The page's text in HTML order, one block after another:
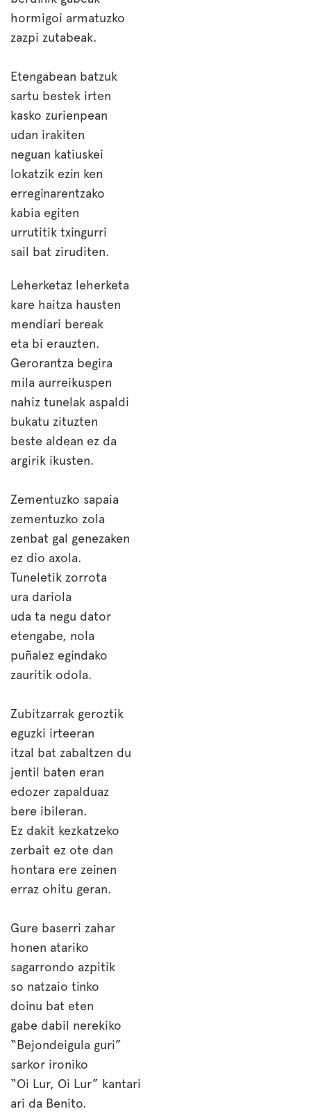
hormigoi armatuzko
zazpi zutabeak.
Etengabean batzuk
sartu bestek irten
kasko zurienpean
udan irakiten
neguan katiuskei
lokatzik ezin ken
erreginarentzako
kabia egiten
urrutitik txingurri
sail bat ziruditen.
Leherketaz leherketa
kare haitza hausten
mendiari bereak
eta bi erauzten.
Gerorantza begira
mila aurreikuspen
nahiz tunelak aspaldi
bukatu zituzten
beste aldean ez da
argirik ikusten.
Zementuzko sapaia
zementuzko zola
zenbat gal genezaken
ez dio axola.
Tuneletik zorrota
ura dariola
uda ta negu dator
etengabe, nola
puñalez egindako
zauritik odola.
Zubitzarrak geroztik
eguzki irteeran
itzal bat zabaltzen du
jentil baten eran
edozer zapalduaz
bere ibileran.
Ez dakit kezkatzeko
zerbait ez ote dan
hontara ere zeinen
erraz ohitu geran.
Gure baserri zahar
honen atariko
sagarrondo azpitik
so natzaio tinko
doinu bat eten
gabe dabil nerekiko
“Bejondeigula guri”
sarkor ironiko
“Oi Lur, Oi Lur” kantari
ari da Benito.